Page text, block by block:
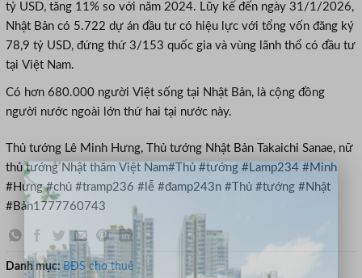
×
tỷ USD, tăng 11% so với năm 2024. Lũy kế đến ngày 31/1/2026,
Nhật Bản có 5.722 dự án đầu tư có hiệu lực với tổng vốn đăng ký
78,9 tỷ USD, đứng thứ 3/153 quốc gia và vùng lãnh thổ có đầu tư
tại Việt Nam.
Có hơn 680.000 người Việt sống tại Nhật Bản, là cộng đồng
người nước ngoài lớn thứ hai tại nước này.
Thủ tướng Lê Minh Hưng, Thủ tướng Nhật Bản Takaichi Sanae, nữ
thủ tướng Nhật thăm Việt Nam#Thủ #tướng #Lamp234 #Minh
#Hưng #chủ #tramp236 #lễ #đamp243n #Thủ #tướng #Nhật
#Bản1777760743
Danh mục: BĐS cho thuê